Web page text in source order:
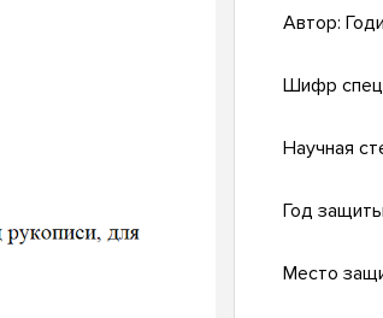
Автор:
Шифр
Научная
Год
Место